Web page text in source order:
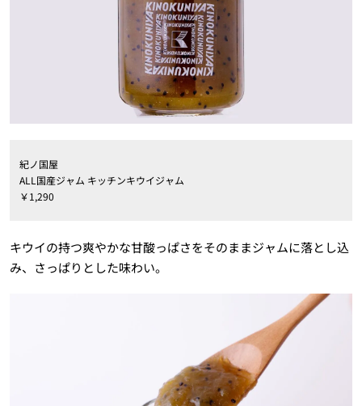
紀ノ国屋
ALL国産ジャム キッチンキウイジャム
￥1,290
キウイの持つ爽やかな甘酸っぱさをそのままジャムに落とし込
み、さっぱりとした味わい。